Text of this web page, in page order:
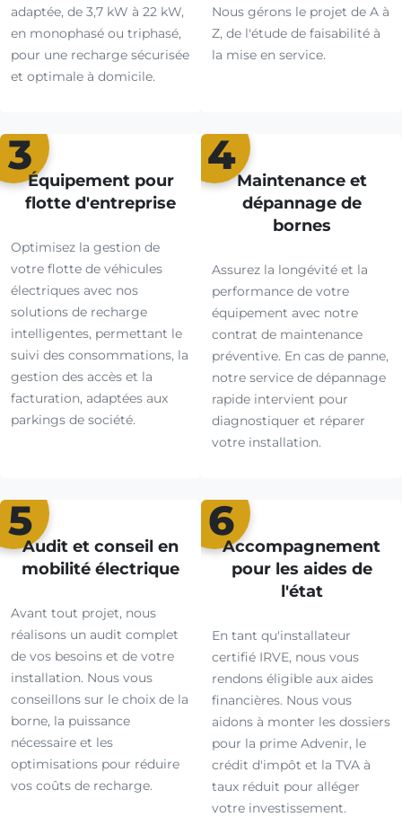
adaptée, de 3,7 kW à 22 kW,
en monophasé ou triphasé,
pour une recharge sécurisée
et optimale à domicile.
Nous gérons le projet de A à
Z, de l'étude de faisabilité à
la mise en service.
3
Équipement pour
flotte d'entreprise
Optimisez la gestion de
votre flotte de véhicules
électriques avec nos
solutions de recharge
intelligentes, permettant le
suivi des consommations, la
gestion des accès et la
facturation, adaptées aux
parkings de société.
4
Maintenance et
dépannage de
bornes
Assurez la longévité et la
performance de votre
équipement avec notre
contrat de maintenance
préventive. En cas de panne,
notre service de dépannage
rapide intervient pour
diagnostiquer et réparer
votre installation.
5
Audit et conseil en
mobilité électrique
Avant tout projet, nous
réalisons un audit complet
de vos besoins et de votre
installation. Nous vous
conseillons sur le choix de la
borne, la puissance
nécessaire et les
optimisations pour réduire
vos coûts de recharge.
6
Accompagnement
pour les aides de
l'état
En tant qu'installateur
certifié IRVE, nous vous
rendons éligible aux aides
financières. Nous vous
aidons à monter les dossiers
pour la prime Advenir, le
crédit d'impôt et la TVA à
taux réduit pour alléger
votre investissement.